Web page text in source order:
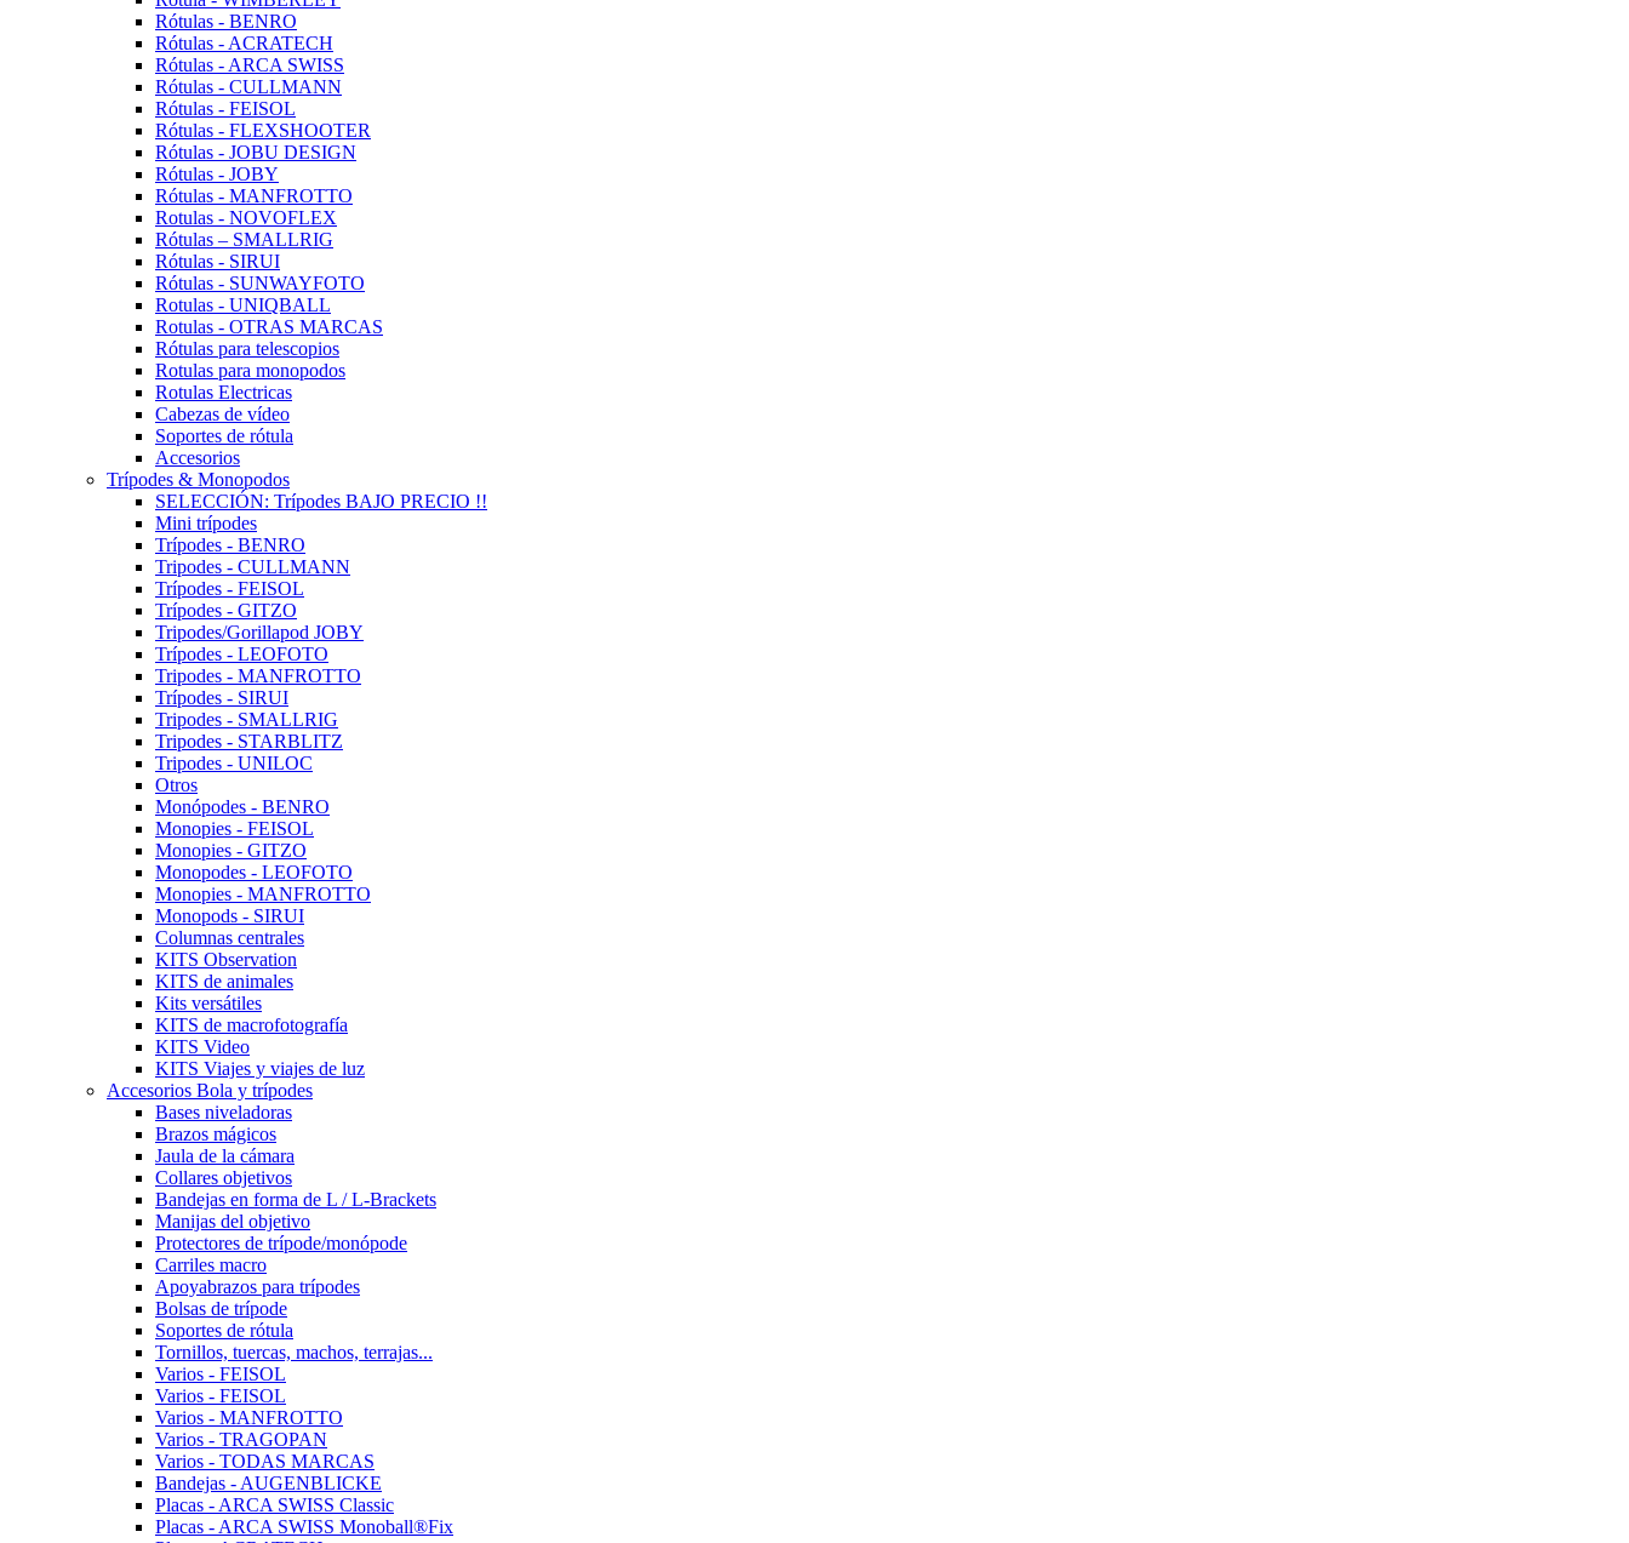
Rótulas - BENRO
Rótulas - ACRATECH
Rótulas - ARCA SWISS
Rótulas - CULLMANN
Rótulas - FEISOL
Rótulas - FLEXSHOOTER
Rótulas - JOBU DESIGN
Rótulas - JOBY
Rótulas - MANFROTTO
Rotulas - NOVOFLEX
Rótulas – SMALLRIG
Rótulas - SIRUI
Rótulas - SUNWAYFOTO
Rotulas - UNIQBALL
Rotulas - OTRAS MARCAS
Rótulas para telescopios
Rotulas para monopodos
Rotulas Electricas
Cabezas de vídeo
Soportes de rótula
Accesorios
Trípodes & Monopodos
SELECCIÓN: Trípodes BAJO PRECIO !!
Mini trípodes
Trípodes - BENRO
Tripodes - CULLMANN
Trípodes - FEISOL
Trípodes - GITZO
Tripodes/Gorillapod JOBY
Trípodes - LEOFOTO
Tripodes - MANFROTTO
Trípodes - SIRUI
Tripodes - SMALLRIG
Tripodes - STARBLITZ
Tripodes - UNILOC
Otros
Monópodes - BENRO
Monopies - FEISOL
Monopies - GITZO
Monopodes - LEOFOTO
Monopies - MANFROTTO
Monopods - SIRUI
Columnas centrales
KITS Observation
KITS de animales
Kits versátiles
KITS de macrofotografía
KITS Video
KITS Viajes y viajes de luz
Accesorios Bola y trípodes
Bases niveladoras
Brazos mágicos
Jaula de la cámara
Collares objetivos
Bandejas en forma de L / L-Brackets
Manijas del objetivo
Protectores de trípode/monópode
Carriles macro
Apoyabrazos para trípodes
Bolsas de trípode
Soportes de rótula
Tornillos, tuercas, machos, terrajas...
Varios - FEISOL
Varios - FEISOL
Varios - MANFROTTO
Varios - TRAGOPAN
Varios - TODAS MARCAS
Bandejas - AUGENBLICKE
Placas - ARCA SWISS Classic
Placas - ARCA SWISS Monoball®Fix